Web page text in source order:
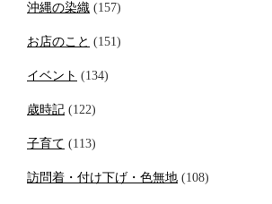
沖縄の染織 (157)
お店のこと (151)
イベント (134)
歳時記 (122)
子育て (113)
訪問着・付け下げ・色無地 (108)